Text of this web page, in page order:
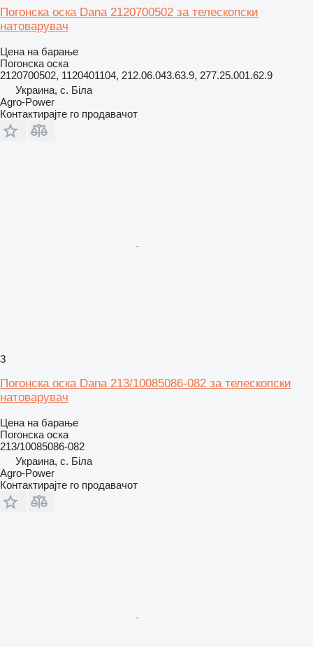
Погонска оска Dana 2120700502 за телескопски
натоварувач
Цена на барање
Погонска оска
2120700502, 1120401104, 212.06.043.63.9, 277.25.001.62.9
Украина, с. Біла
Agro-Power
Контактирајте го продавачот
3
Погонска оска Dana 213/10085086-082 за телескопски
натоварувач
Цена на барање
Погонска оска
213/10085086-082
Украина, с. Біла
Agro-Power
Контактирајте го продавачот